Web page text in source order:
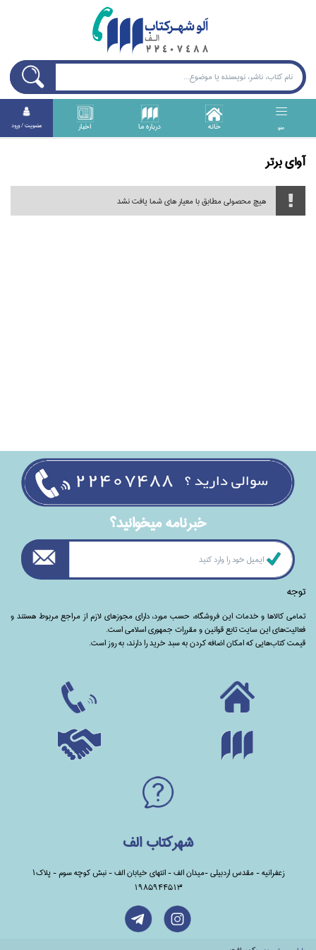
منو خانه درباره ما اخبار عضويت / ورود
آواي برتر
هیچ محصولی مطابق با معیار های شما یافت نشد
خبرنامه ميخوانيد؟
توجه
تمامی‌ کالاها و خدمات این فروشگاه، حسب مورد،‌ دارای مجوزهای لازم از مراجع مربوط هستند ‌و‌‌
فعالیت‌های این سایت تابع قوانین و مقررات جمهوری اسلامی است.
قیمت کتاب‌هایی که امکان اضافه کردن به سبد خرید را دارند،‌ به روز است.
شهرکتاب الف
زعفرانیه - مقدس اردبیلی -میدان الف - انتهای خیابان الف - نبش کوچه سوم - پلاک1
1985944513